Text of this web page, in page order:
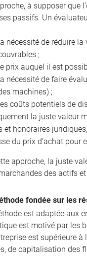
à supposer que
passifs. Un
nécessité de réduire
;
prix auquel il est
nécessité de faire
machines) ;
coûts potentiels de
la juste valeur
et honoraires
du prix d’achat pour
approche, la juste
des actifs
fondée sur les
est adaptée aux
est motivé par les
est supérieure
de capitalisation des